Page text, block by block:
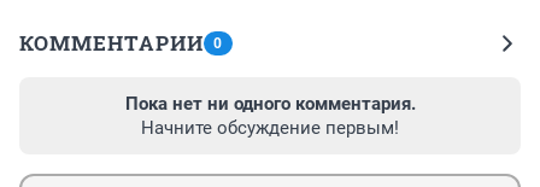
КОММЕНТАРИИ 0
Пока нет ни одного комментария.
Начните обсуждение первым!